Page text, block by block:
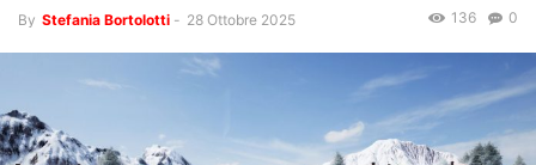
By Stefania Bortolotti - 28 Ottobre 2025 0
136